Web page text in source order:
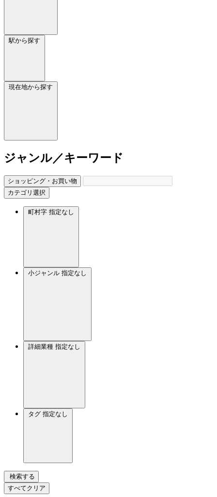
駅から探す
現在地から探す
ジャンル／キーワード
ショッピング・お買い物
カテゴリ選択
町村字 指定なし
小ジャンル 指定なし
詳細業種 指定なし
タグ 指定なし
検索する
すべてクリア